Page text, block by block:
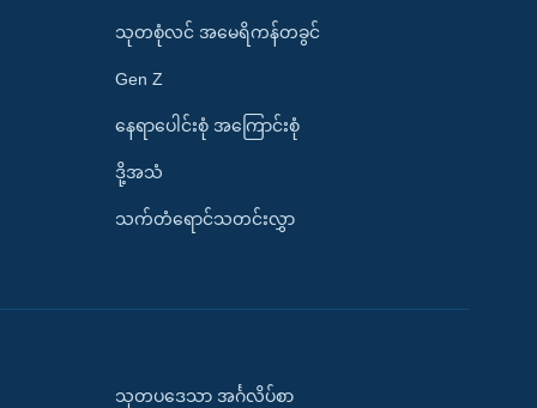
သုတစုံလင် အမေရိကန်တခွင်
Gen Z
နေရာပေါင်းစုံ အကြောင်းစုံ
ဒို့အသံ
သက်တံရောင်သတင်းလွှာ
သုတပဒေသာ အင်္ဂလိပ်စာ